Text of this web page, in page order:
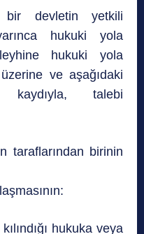
bir devletin yetkili
hukuki yola
hukuki yola
ve aşağıdaki
kaydıyla, talebi
taraflarından birinin
hukuka veya